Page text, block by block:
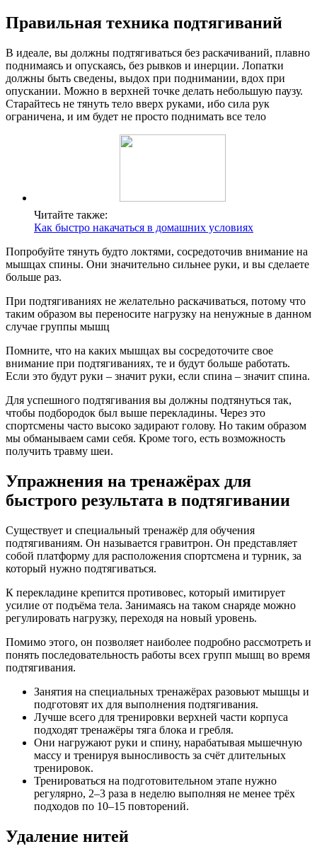
Правильная техника подтягиваний
В идеале, вы должны подтягиваться без раскачиваний, плавно
поднимаясь и опускаясь, без рывков и инерции. Лопатки
должны быть сведены, выдох при поднимании, вдох при
опускании. Можно в верхней точке делать небольшую паузу.
Старайтесь не тянуть тело вверх руками, ибо сила рук
ограничена, и им будет не просто поднимать все тело
Читайте также:
Как быстро накачаться в домашних условиях
Попробуйте тянуть будто локтями, сосредоточив внимание на
мышцах спины. Они значительно сильнее руки, и вы сделаете
больше раз.
При подтягиваниях не желательно раскачиваться, потому что
таким образом вы переносите нагрузку на ненужные в данном
случае группы мышц
Помните, что на каких мышцах вы сосредоточите свое
внимание при подтягиваниях, те и будут больше работать.
Если это будут руки – значит руки, если спина – значит спина.
Для успешного подтягивания вы должны подтянуться так,
чтобы подбородок был выше перекладины. Через это
спортсмены часто высоко задирают голову. Но таким образом
мы обманываем сами себя. Кроме того, есть возможность
получить травму шеи.
Упражнения на тренажёрах для
быстрого результата в подтягивании
Существует и специальный тренажёр для обучения
подтягиваниям. Он называется гравитрон. Он представляет
собой платформу для расположения спортсмена и турник, за
который нужно подтягиваться.
К перекладине крепится противовес, который имитирует
усилие от подъёма тела. Занимаясь на таком снаряде можно
регулировать нагрузку, переходя на новый уровень.
Помимо этого, он позволяет наиболее подробно рассмотреть и
понять последовательность работы всех групп мышц во время
подтягивания.
Занятия на специальных тренажёрах разовьют мышцы и
подготовят их для выполнения подтягивания.
Лучше всего для тренировки верхней части корпуса
подходят тренажёры тяга блока и гребля.
Они нагружают руки и спину, нарабатывая мышечную
массу и тренируя выносливость за счёт длительных
тренировок.
Тренироваться на подготовительном этапе нужно
регулярно, 2–3 раза в неделю выполняя не менее трёх
подходов по 10–15 повторений.
Удаление нитей